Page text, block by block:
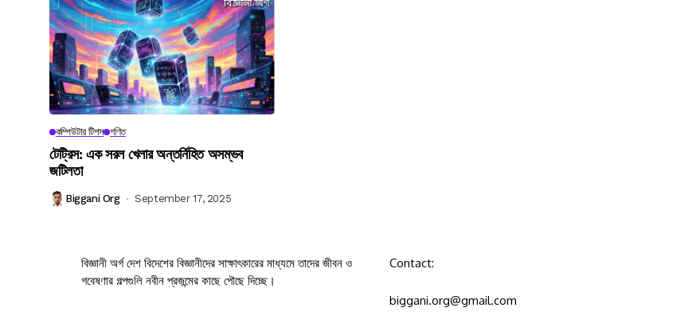
কম্পিউটার টিপস গণিত
টেট্রিস: এক সরল খেলার অন্তর্নিহিত অসম্ভব
জটিলতা
Biggani Org September 17, 2025
বিজ্ঞানী অর্গ দেশ বিদেশের বিজ্ঞানীদের সাক্ষাৎকারের মাধ্যমে তাদের জীবন ও
গবেষণার গল্পগুলি নবীন প্রজন্মের কাছে পৌছে দিচ্ছে।
Contact:
biggani.org@gmail.com